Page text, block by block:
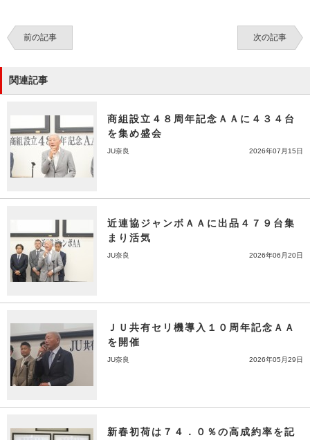
前の記事 次の記事
関連記事
商組設立４８周年記念ＡＡに４３４台
を集め盛会
JU奈良 2026年07月15日
近連協ジャンボＡＡに出品４７９台集
まり活気
JU奈良 2026年06月20日
ＪＵ共有セリ機導入１０周年記念ＡＡ
を開催
JU奈良 2026年05月29日
新春初荷は７４．０％の高成約率を記